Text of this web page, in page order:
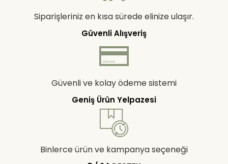
Siparişleriniz en kısa sürede elinize ulaşır.
Güvenli Alışveriş
Güvenli ve kolay ödeme sistemi
Geniş Ürün Yelpazesi
Binlerce ürün ve kampanya seçeneği